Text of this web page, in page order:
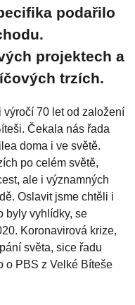
podařilo
projektech a
trzích.
70 let od založení
Čekala nás řada
doma i ve světě.
po celém světě,
ale i významných
Oslavit jsme chtěli i
byly vyhlídky, se
Koronavirová krize,
světa, sice řadu
o PBS z Velké Bíteše